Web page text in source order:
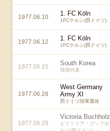
1977.06.10 1. FC Köln
1FCケルン(西ドイツ)
1977.06.12 1. FC Köln
1FCケルン(西ドイツ)
1977.06.15 South Korea
韓国代表
1977.06.28
West Germany
Army XI
西ドイツ陸軍選抜
1977.06.29
Victoria Buchholz
ビクトリア・ブッフホ